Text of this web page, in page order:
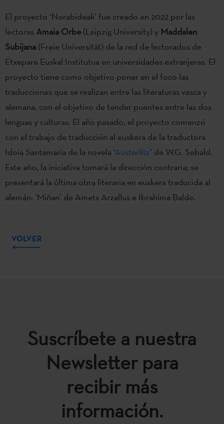
El proyecto ‘Norabideak’ fue creado en 2022 por las
lectoras Amaia Orbe (Leipzig University) y Maddalen
Subijana (Freie Universität) de la red de lectorados de
Etxepare Euskal Institutua en universidades extranjeras. El
proyecto tiene como objetivo poner en el foco las
traducciones que se realizan entre las literaturas vasca y
alemana, con el objetivo de tender puentes entre las dos
lenguas y culturas. El año pasado, el proyecto comenzó
con el trabajo de traducción al euskera de la traductora
Idoia Santamaría de la novela ‘Austerlitz’ de W.G. Sebald.
Este año, la iniciativa tomará la dirección contraria; se
presentará la última obra literaria en euskera traducida al
alemán: ‘Miñan’ de Amets Arzallus e Ibrahima Balde.
VOLVER
Suscríbete a nuestra
Newsletter para
recibir más
información.